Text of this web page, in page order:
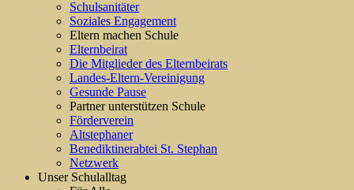
Schulsanitäter
Soziales Engagement
Eltern machen Schule
Elternbeirat
Die Mitglieder des Elternbeirats
Landes-Eltern-Vereinigung
Gesunde Pause
Partner unterstützen Schule
Förderverein
Altstephaner
Benediktinerabtei St. Stephan
Netzwerk
Unser Schulalltag